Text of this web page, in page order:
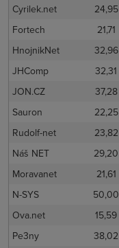
Cyrilek.net
24,95
Fortech
21,71
HnojnikNet
32,96
JHComp
32,31
JON.CZ
37,28
Sauron
22,25
Rudolf-net
23,82
Náš NET
29,20
Moravanet
21,61
N-SYS
50,00
Ova.net
15,59
Pe3ny
38,02